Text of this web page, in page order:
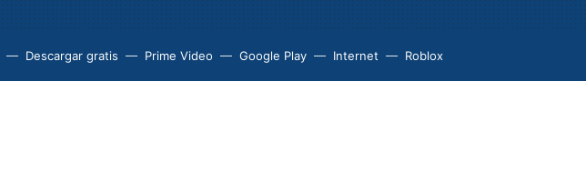
Descargar gratis Prime Video Google Play Internet Roblox